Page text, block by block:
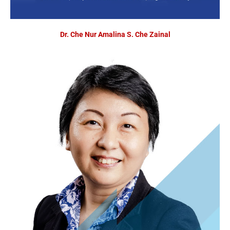
Dr. Che Nur Amalina S. Che Zainal